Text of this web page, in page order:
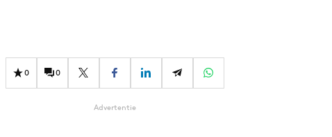
0 0
Advertentie